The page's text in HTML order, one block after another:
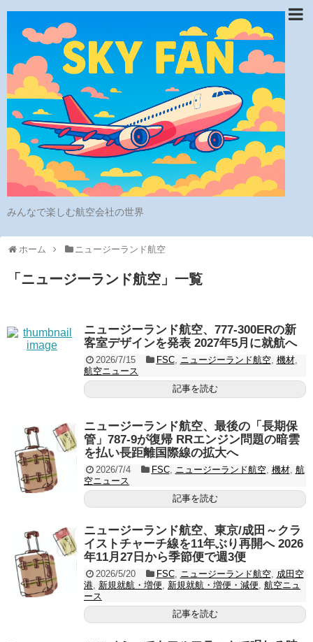
みんなで楽しむ航空会社の世界
ホーム ニュージーランド航空
「 ニュージーランド航空 」 一覧
ニュージーランド航空、777-300ERの新
客室デザインを発表 2027年5月に就航へ
2026/7/15 FSC, ニュージーランド航空, 機材,
航空ニュース
記事を読む
ニュージーランド航空、最後の「長期保
管」787-9が復帰 RRエンジン問題の暗雲
を払い長距離国際線の拡大へ
2026/7/4 FSC, ニュージーランド航空, 機材, 航
空ニュース
記事を読む
ニュージーランド航空、東京/成田～クラ
イストチャーチ線を11年ぶり再開へ 2026
年11月27日から季節便で週3便
2026/5/20 FSC, ニュージーランド航空, 成田空
港, 新規就航・増便, 新規就航・増便・減便, 航空ニュ
ース
記事を読む